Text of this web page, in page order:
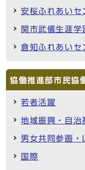
安桜ふれあいセ
関市武儀生涯学
倉知ふれあいセ
協働推進部市民協
若者活躍
地域振興・自治
男女共同参画・
国際